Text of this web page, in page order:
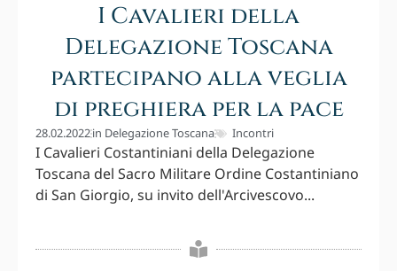
I Cavalieri della
Delegazione Toscana
partecipano alla veglia
di preghiera per la pace
28.02.2022in Delegazione Toscana Incontri
I Cavalieri Costantiniani della Delegazione
Toscana del Sacro Militare Ordine Costantiniano
di San Giorgio, su invito dell'Arcivescovo...